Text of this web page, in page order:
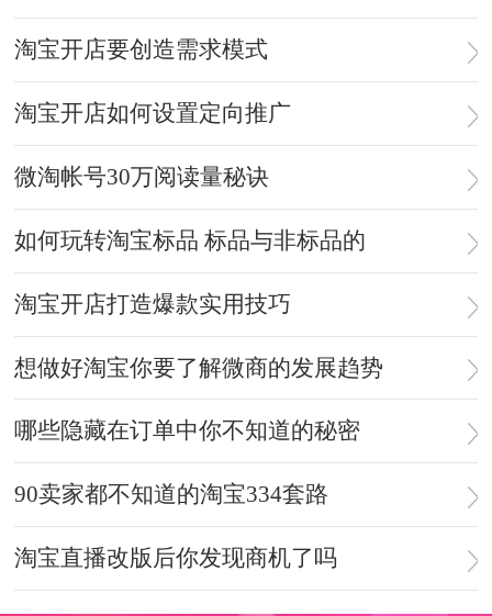
淘宝开店要创造需求模式
淘宝开店如何设置定向推广
微淘帐号30万阅读量秘诀
如何玩转淘宝标品 标品与非标品的
淘宝开店打造爆款实用技巧
想做好淘宝你要了解微商的发展趋势
哪些隐藏在订单中你不知道的秘密
90卖家都不知道的淘宝334套路
淘宝直播改版后你发现商机了吗